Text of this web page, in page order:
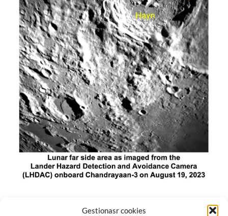
Gestionasr cookies